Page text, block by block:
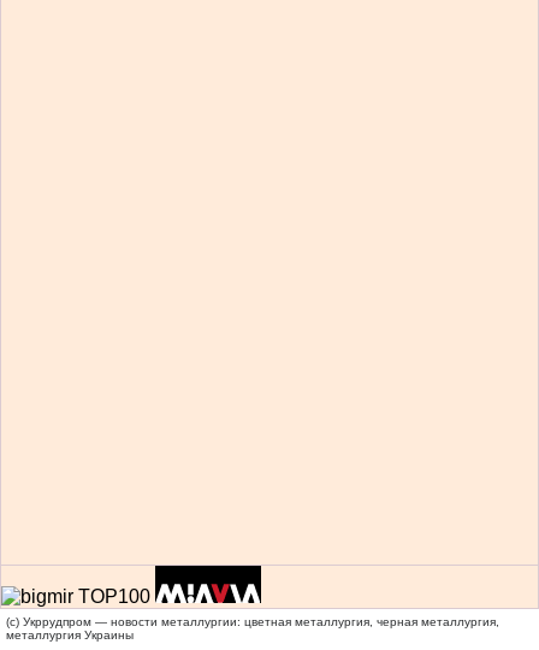
(c) Укррудпром — новости металлургии: цветная металлургия, черная металлургия,
металлургия Украины